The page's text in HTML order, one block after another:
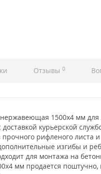
Отзывы 0
1500x4 мм
курьерской
рифленого листа
изгибы и
для монтажа на
мм продается